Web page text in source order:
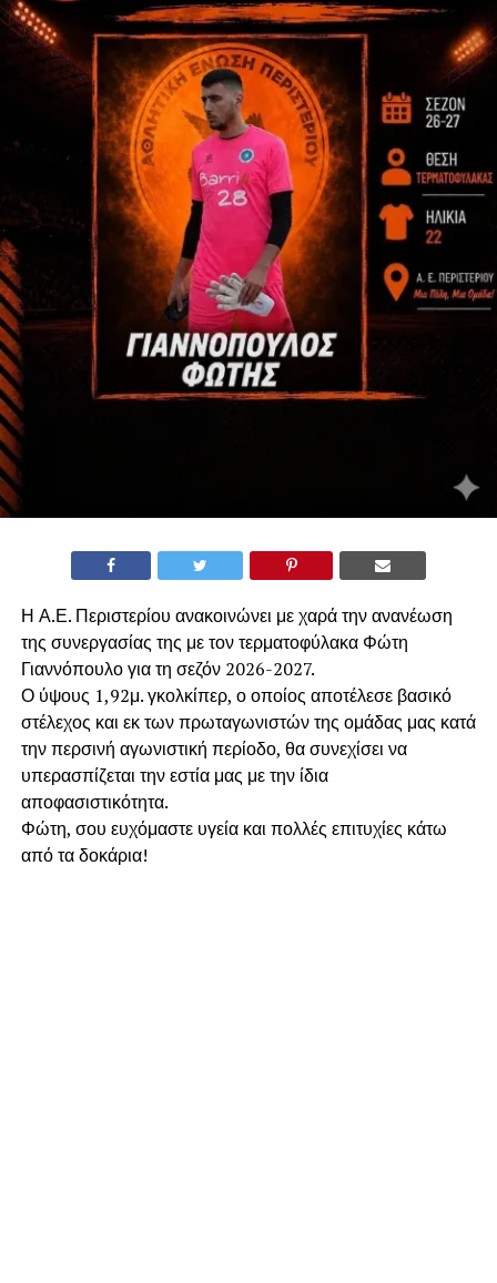
Η Α.Ε. Περιστερίου ανακοινώνει με χαρά την ανανέωση
της συνεργασίας της με τον τερματοφύλακα Φώτη
Γιαννόπουλο για τη σεζόν 2026-2027.
​Ο ύψους 1,92μ. γκολκίπερ, ο οποίος αποτέλεσε βασικό
στέλεχος και εκ των πρωταγωνιστών της ομάδας μας κατά
την περσινή αγωνιστική περίοδο, θα συνεχίσει να
υπερασπίζεται την εστία μας με την ίδια
αποφασιστικότητα.
​Φώτη, σου ευχόμαστε υγεία και πολλές επιτυχίες κάτω
από τα δοκάρια!